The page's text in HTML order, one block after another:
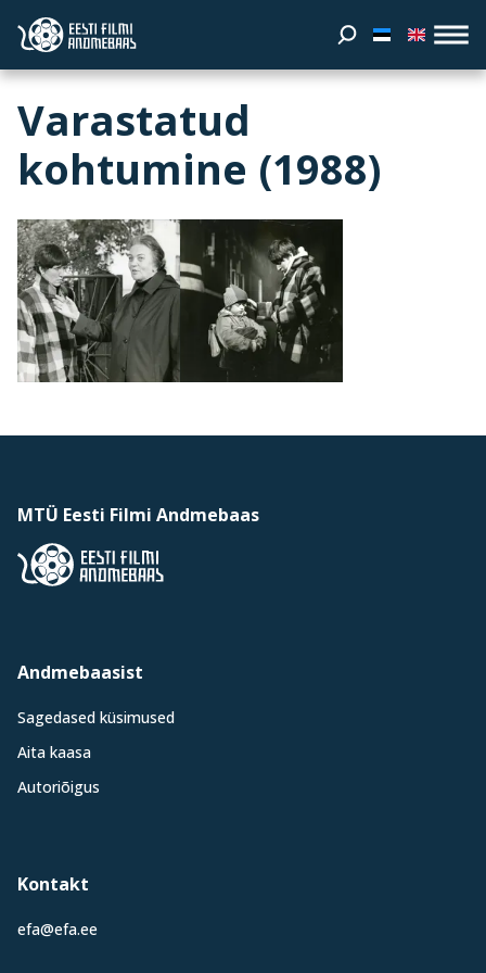
Varastatud
kohtumine (1988)
MTÜ Eesti Filmi Andmebaas
Andmebaasist
Sagedased küsimused
Aita kaasa
Autoriõigus
Kontakt
efa@efa.ee